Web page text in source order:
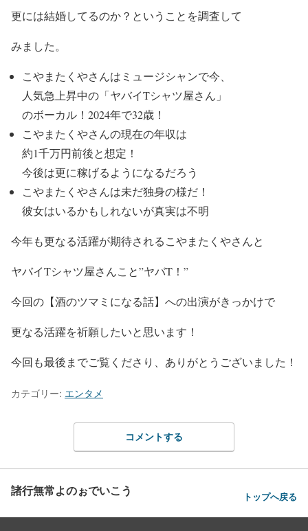
更には結婚してるのか？ということを調査して
みました。
こやまたくやさんはミュージシャンで今、
人気急上昇中の 「ヤバイTシャツ屋さん」
のボーカル！ 2024年で32歳！
こやまたくやさんの現在の年収は
約1千万円前後と想定！
今後は更に稼げるようになるだろう
こやまたくやさんは未だ独身の様だ！
彼女はいるかもしれないが真実は不明
今年も更なる活躍が期待されるこやまたくやさんと
ヤバイTシャツ屋さんこと”ヤバT！”
今回の 【酒のツマミになる話】 への出演がきっかけで
更なる活躍を祈願したいと思います！
今回も最後までご覧くださり、ありがとうございました！
カテゴリー: エンタメ
コメントする
諸行無常よのぉでいこう トップへ戻る